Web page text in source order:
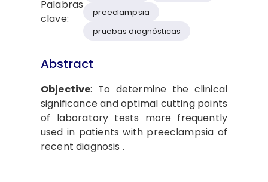
Palabras
clave:
preeclampsia
pruebas diagnósticas
Abstract
Objective: To determine the clinical
significance and optimal cutting points
of laboratory tests more frequently
used in patients with preeclampsia of
recent diagnosis .